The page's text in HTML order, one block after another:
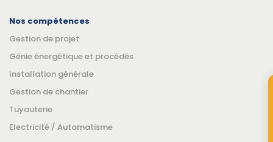
Nos compétences
Gestion de projet
Génie énergétique et procédés
Installation générale
Gestion de chantier
Tuyauterie
Electricité / Automatisme